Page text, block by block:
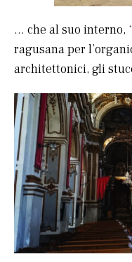
… che al suo interno,
ragusana per
architettonici, gli